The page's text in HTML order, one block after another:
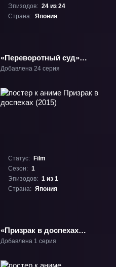
Эпизодов: 24 из 24
Страна: Япония
«Переворотный суд»
ТВ-1
Добавлена 24 серия
Статус:
Film
Сезон: 1
Эпизодов: 1 из 1
Страна: Япония
«Призрак в доспехах
(2015)» Фильм-1
Добавлена 1 серия